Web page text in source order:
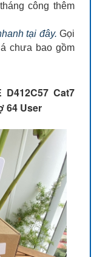
công thêm
tại đây. Gọi
chưa bao gồm
Cat7
64 User